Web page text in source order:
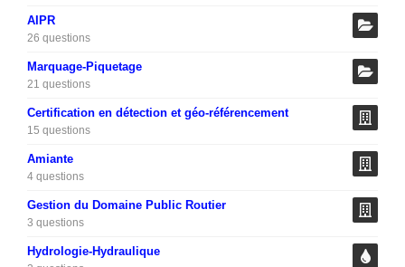
AIPR
26 questions
Marquage-Piquetage
21 questions
Certification en détection et géo-référencement
15 questions
Amiante
4 questions
Gestion du Domaine Public Routier
3 questions
Hydrologie-Hydraulique